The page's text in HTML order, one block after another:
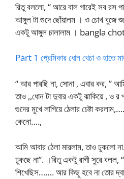
রিতু বললো, “ আরে বাল গারেই সব রস
আঙ্গুল টা গুদে ছোঁয়ালম । ও চোখ বুজে
একটু আঙ্গুল চালালাম । bangla
Part 1 প্রেমিকার ধোন খেচা ও হাতে
“ আর পারছি না, সোনা , এবার কর, ”
তাও ,,ধোন টা দুবার একটু ঝাকিয়ে , ও
গুদের মুখে লাগিয়ে ঠেলার চেষ্টা
কেনো….,
আমি আবার ঠেলা মারলাম, তাও
ঢুকছে না”. ।রিতু একটু রাগী সুরে বলল,
শিখেছিস……. আর কিছু হবে না তোর